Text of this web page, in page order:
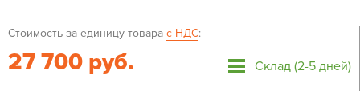
Стоимость за единицу товара с НДС:
27 700 руб. Склад (2-5 дней)